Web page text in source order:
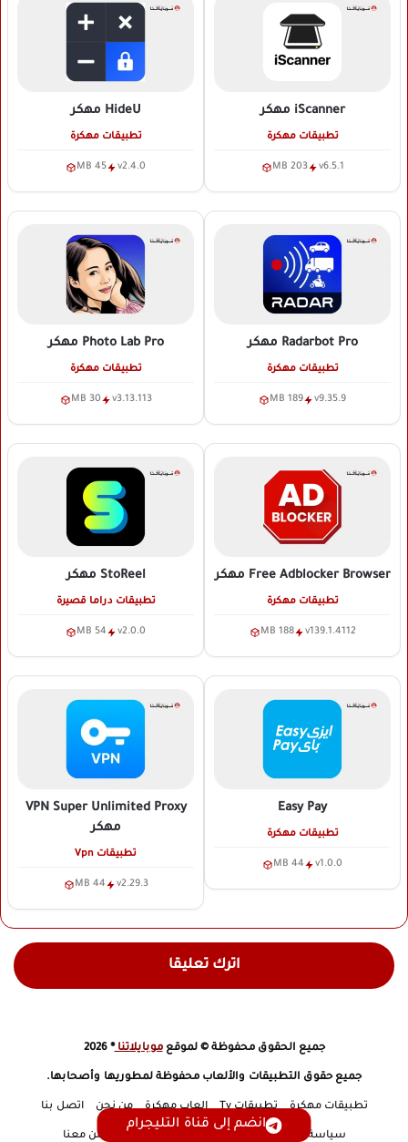
iScanner مهكر
تطبيقات مهكرة
v6.5.1
203 MB
HideU مهكر
تطبيقات مهكرة
v2.4.0
45 MB
Radarbot Pro مهكر
تطبيقات مهكرة
v9.35.9
189 MB
Photo Lab Pro مهكر
تطبيقات مهكرة
v3.13.113
30 MB
Free Adblocker Browser مهكر
تطبيقات مهكرة
v139.1.4112
188 MB
StoReel مهكر
تطبيقات دراما قصيرة
v2.0.0
54 MB
Easy Pay
تطبيقات مهكرة
v1.0.0
44 MB
VPN Super Unlimited Proxy
مهكر
تطبيقات Vpn
v2.29.3
44 MB
اترك تعليقا
جميع الحقوق محفوظة © لموقعموبايلاتنا® 2026
جميع حقوق التطبيقات والألعاب محفوظة لمطوريها وأصحابها.
تطبيقات مهكرة تطبيقات Tv العاب مهكرة من نحن اتصل بنا
سياسة الخصوصية أعلن معنا
انضم إلى قناة التليجرام